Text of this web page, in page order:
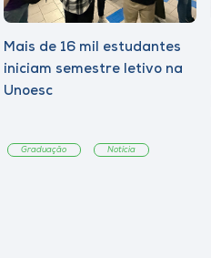
Mais de 16 mil estudantes
iniciam semestre letivo na
Unoesc
Graduação Notícia